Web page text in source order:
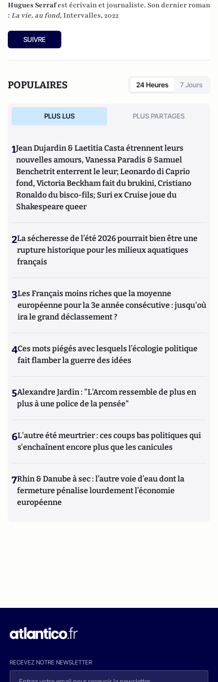
Hugues Serrafest écrivain et journaliste. Son dernier roman
: La vie, au fond, Intervalles, 2022
SUIVRE
POPULAIRES 24 Heures 7 Jours
PLUS LUS PLUS PARTAGES
1Jean Dujardin & Laetitia Casta étrennent leurs
nouvelles amours, Vanessa Paradis & Samuel
Benchetrit enterrent le leur; Leonardo di Caprio
fond, Victoria Beckham fait du brukini, Cristiano
Ronaldo du bisco-fils; Suri ex Cruise joue du
Shakespeare queer
2La sécheresse de l’été 2026 pourrait bien être une
rupture historique pour les milieux aquatiques
français
3Les Français moins riches que la moyenne
européenne pour la 3e année consécutive : jusqu'où
ira le grand déclassement ?
4Ces mots piégés avec lesquels l’écologie politique
fait flamber la guerre des idées
5Alexandre Jardin : "L'Arcom ressemble de plus en
plus à une police de la pensée"
6L'autre été meurtrier : ces coups bas politiques qui
s'enchaînent encore plus que les canicules
7Rhin & Danube à sec : l’autre voie d’eau dont la
fermeture pénalise lourdement l’économie
européenne
RECEVEZ NOTRE NEWSLETTER